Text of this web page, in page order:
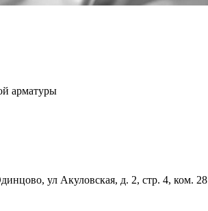
арматуры
ул Акуловская, д. 2, стр. 4, ком. 28